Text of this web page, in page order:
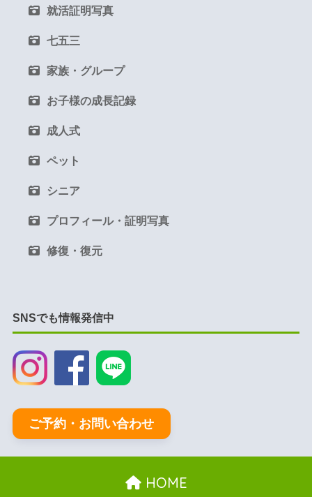
就活証明写真
七五三
家族・グループ
お子様の成長記録
成人式
ペット
シニア
プロフィール・証明写真
修復・復元
SNSでも情報発信中
ご予約・お問い合わせ
HOME